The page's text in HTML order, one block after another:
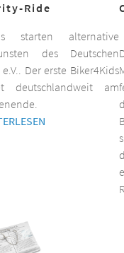
Ride
starten alternative
des Deutschen
Der erste Biker4Kids
deutschlandweit am